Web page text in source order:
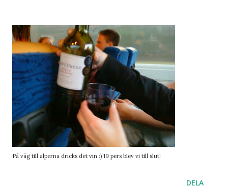
På väg till alperna dricks det vin :) 19 pers blev vi till slut!
DELA